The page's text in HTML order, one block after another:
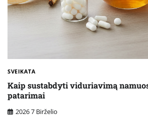
SVEIKATA
Kaip sustabdyti viduriavimą
patarimai
2026 7 Birželio